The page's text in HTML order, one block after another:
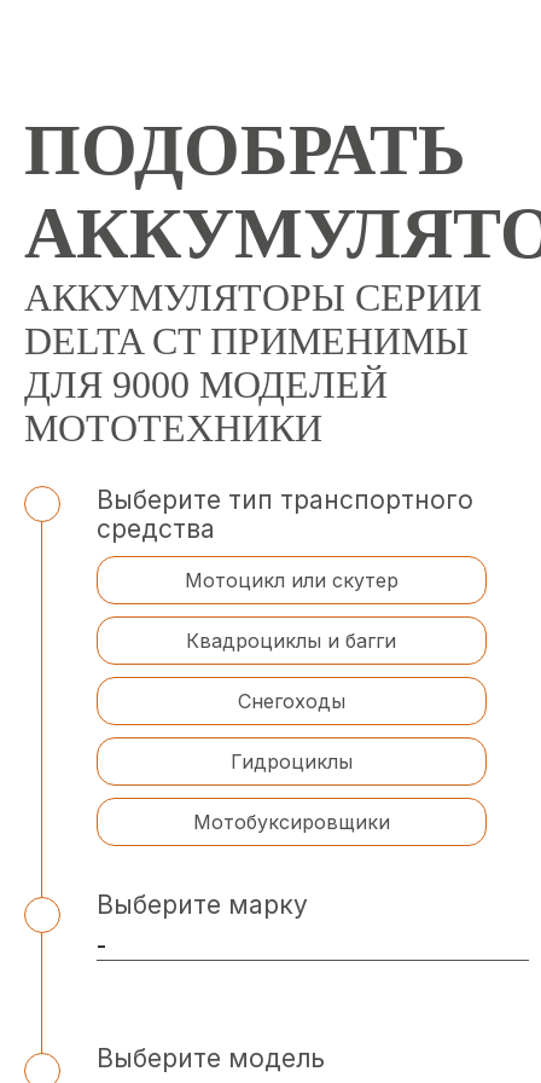
ПОДОБРАТЬ
АККУМУЛЯТОРЫ СЕРИИ
DELTA CT ПРИМЕНИМЫ
ДЛЯ 9000 МОДЕЛЕЙ
МОТОТЕХНИКИ
Выберите тип транспортного
средства
Мотоцикл или скутер
Квадроциклы и багги
Снегоходы
Гидроциклы
Мотобуксировщики
Выберите марку
Выберите модель